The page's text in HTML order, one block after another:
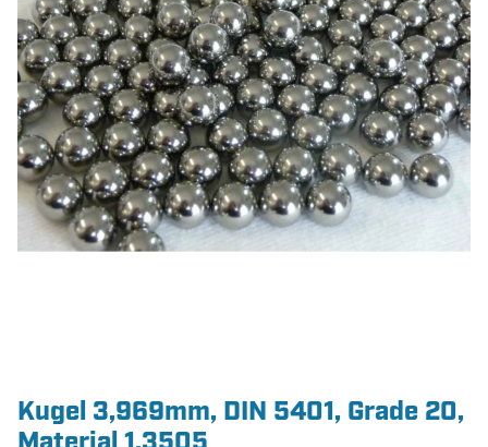
Kugel 3,969mm, DIN 5401, Grade 20,